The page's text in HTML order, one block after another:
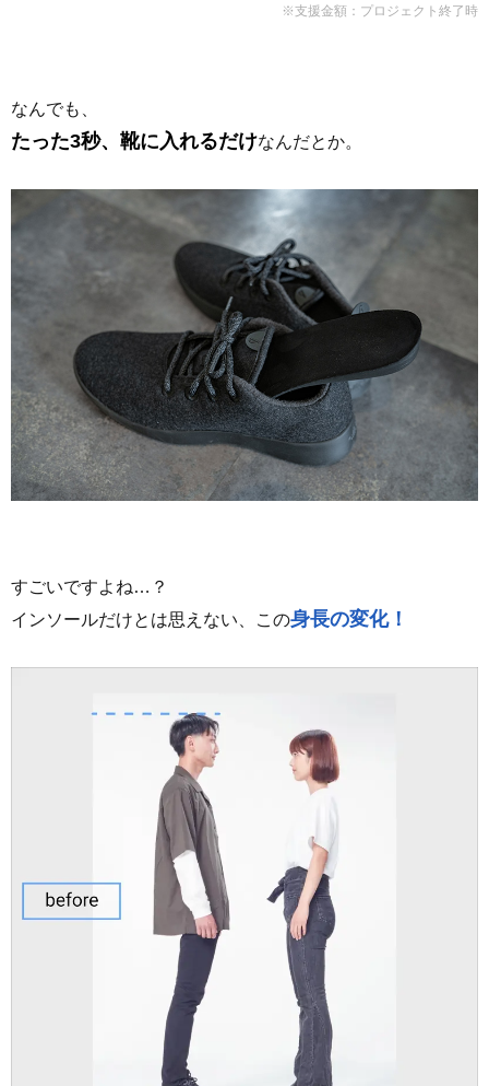
※支援金額：プロジェクト終了時
なんでも、
たった3秒、靴に入れるだけなんだとか。
すごいですよね…？
インソールだけとは思えない、この身長の変化！